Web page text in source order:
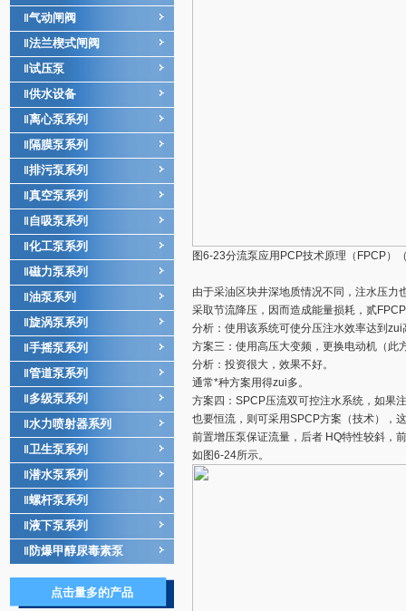
气动闸阀
法兰楔式闸阀
试压泵
供水设备
离心泵系列
隔膜泵系列
排污泵系列
真空泵系列
自吸泵系列
化工泵系列
磁力泵系列
油泵系列
旋涡泵系列
手摇泵系列
管道泵系列
多级泵系列
水力喷射器系列
卫生泵系列
潜水泵系列
螺杆泵系列
液下泵系列
防爆甲醇尿毒素泵
点击量多的产品
图6-23分流泵应用PCP技术原理（FPCP）
由于采油区块井深地质情况不同，注水压
采取节流降压，因而造成能量损耗，贰
分析：使用该系统可使分压注水效率达到
方案三：使用高压大变频，更换电动机（此
分析：投资很大，效果不好。
通常*种方案用得zui多。
方案四：SPCP压流双可控注水系统，如果
也要恒流，则可采用SPCP方案（技术），
前置增压泵保证流量，后者 HQ特性较斜，
如图6-24所示。